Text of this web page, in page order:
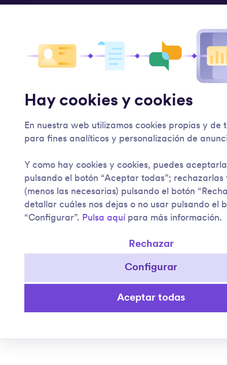
Hay cookies y cookies
En nuestra web utilizamos cookies propias y de
para fines analíticos y personalización de
Y como hay cookies y cookies, puedes
pulsando el botón “Aceptar todas”; rechazarlas
(menos las necesarias) pulsando el botón
detallar cuáles nos dejas o no usar pulsando el
“Configurar”. Pulsa aquí para más información.
Rechazar
Configurar
Aceptar todas